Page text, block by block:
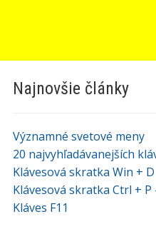
Najnovšie články
Významné svetové meny
20 najvyhľadávanejších
Klávesová skratka Win + D
Klávesová skratka Ctrl + P
Kláves F11